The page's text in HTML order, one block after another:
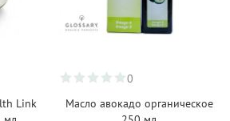
Link
0
Масло авокадо органическое